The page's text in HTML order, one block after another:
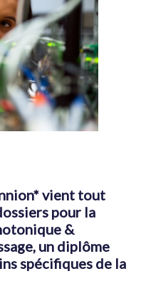
vient tout
pour la
&
un diplôme
spécifiques de la